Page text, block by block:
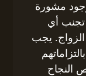
وجود مشورة
تجنب أي
الزواج. يجب
النجاح